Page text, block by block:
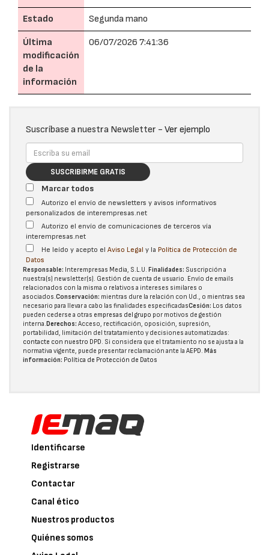
Estado Segunda mano
Última
modificación
de la
información
06/07/2026 7:41:36
Suscríbase a nuestra Newsletter - Ver ejemplo
SUSCRIBIRME GRATIS
Marcar todos
Autorizo el envío de newsletters y avisos informativos
personalizados de interempresas.net
Autorizo el envío de comunicaciones de terceros vía
interempresas.net
He leído y acepto el Aviso Legal y la Política de Protección de
Datos
Responsable: Interempresas Media, S.L.U. Finalidades: Suscripción a
nuestra(s) newsletter(s). Gestión de cuenta de usuario. Envío de emails
relacionados con la misma o relativos a intereses similares o
asociados.Conservación: mientras dure la relación con Ud., o mientras sea
necesario para llevar a cabo las finalidades especificadasCesión: Los datos
pueden cederse a otras empresas del grupo por motivos de gestión
interna.Derechos: Acceso, rectificación, oposición, supresión,
portabilidad, limitación del tratatamiento y decisiones automatizadas:
contacte con nuestro DPD. Si considera que el tratamiento no se ajusta a la
normativa vigente, puede presentar reclamación ante la AEPD. Más
información: Política de Protección de Datos
Identificarse
Registrarse
Contactar
Canal ético
Nuestros productos
Quiénes somos